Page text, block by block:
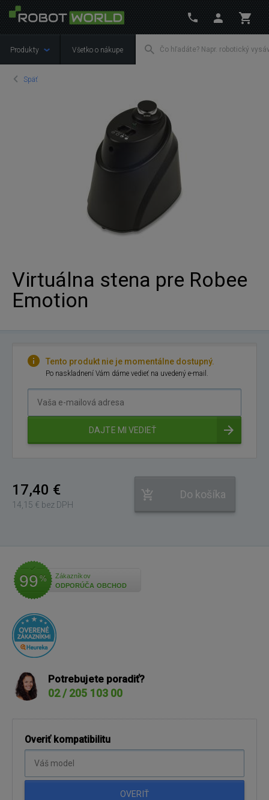
Produkty Všetko o nákupe
Späť
Virtuálna stena pre Robee
Emotion
Tento produkt nie je momentálne dostupný.
Po naskladnení Vám dáme vedieť na uvedený e-mail.
DAJTE MI VEDIEŤ
17,40 €
14,15 € bez DPH
Do košíka
99 %
Zákazníkov
ODPORÚČA OBCHOD
Potrebujete poradiť?
02 / 205 103 00
Overiť kompatibilitu
OVERIŤ